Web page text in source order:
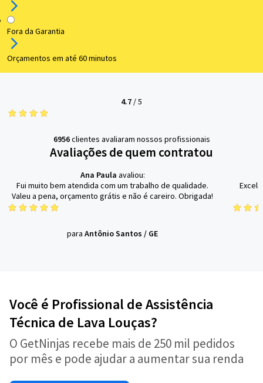
Fora da Garantia
Orçamentos em até 60 minutos
4.7 /5
6956clientes avaliaram nossos profissionais
Avaliações de quem contratou
Ana Paula avaliou:
Fui muito bem atendida com um trabalho de qualidade.
Valeu a pena, orçamento grátis e não é careiro. Obrigada!
para Antônio Santos / GE
Você é Profissional de Assistência
Técnica de Lava Louças?
O GetNinjas recebe mais de 250 mil pedidos
por mês e pode ajudar a aumentar sua renda